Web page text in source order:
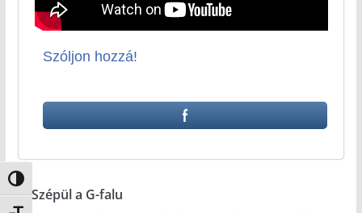
Nagy kontraszt váltása
Szóljon hozzá!
Szépül a G-falu